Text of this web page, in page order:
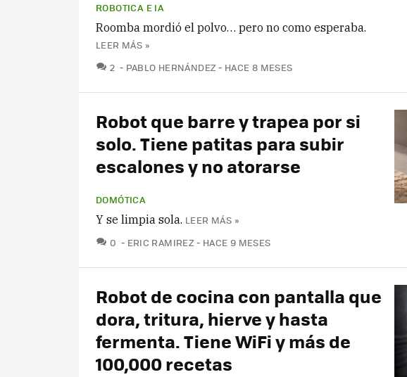
ROBOTICA E IA
Roomba mordió el polvo… pero no como esperaba.
LEER MÁS »
2 COMENTARIOS
PABLO HERNÁNDEZ HACE 8 MESES
Robot que barre y trapea por si
solo. Tiene patitas para subir
escalones y no atorarse
DOMÓTICA
Y se limpia sola. LEER MÁS »
0 COMENTARIOS
ERIC RAMIREZ HACE 9 MESES
Robot de cocina con pantalla que
dora, tritura, hierve y hasta
fermenta. Tiene WiFi y más de
100,000 recetas